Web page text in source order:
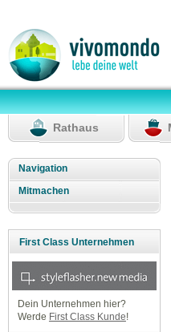
Rathaus
Navigation
Mitmachen
First Class Unternehmen
Dein Unternehmen hier?
Werde First Class Kunde!